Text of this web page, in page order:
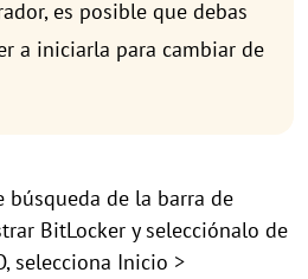
es posible que debas
a iniciarla para cambiar de
búsqueda de la barra de
BitLocker y selecciónalo de
selecciona Inicio >